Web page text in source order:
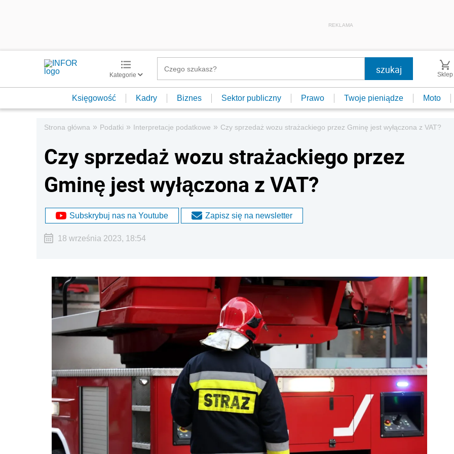
REKLAMA
Kategorie Sklep
Księgowość Kadry Biznes Sektor publiczny Prawo Twoje pieniądze Moto
Strona główna » Podatki » Interpretacje podatkowe » Czy sprzedaż wozu strażackiego przez Gminę jest wyłączona z VAT?
Czy sprzedaż wozu strażackiego przez
Gminę jest wyłączona z VAT?
Subskrybuj nas na Youtube Zapisz się na newsletter
18 września 2023, 18:54